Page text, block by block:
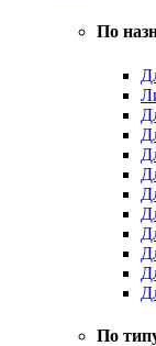
По
По